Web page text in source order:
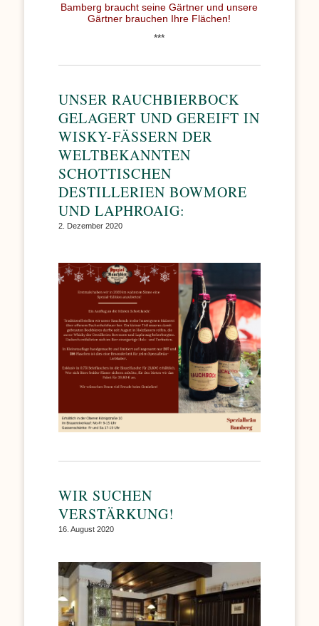
Bamberg braucht seine Gärtner und unsere
Gärtner brauchen Ihre Flächen!
***
UNSER RAUCHBIERBOCK
GELAGERT UND GEREIFT IN
WISKY-FÄSSERN DER
WELTBEKANNTEN
SCHOTTISCHEN
DESTILLERIEN BOWMORE
UND LAPHROAIG:
2. Dezember 2020
WIR SUCHEN
VERSTÄRKUNG!
16. August 2020